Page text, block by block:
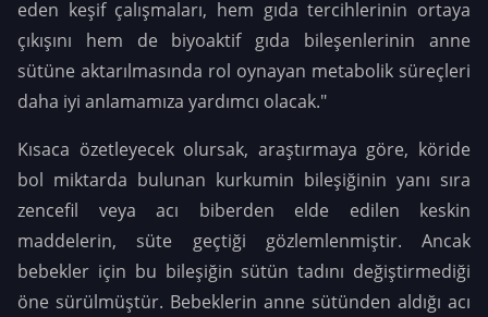
eden keşif çalışmaları, hem gıda tercihlerinin ortaya
çıkışını hem de biyoaktif gıda bileşenlerinin anne
sütüne aktarılmasında rol oynayan metabolik süreçleri
daha iyi anlamamıza yardımcı olacak."
Kısaca özetleyecek olursak, araştırmaya göre, köride
bol miktarda bulunan kurkumin bileşiğinin yanı sıra
zencefil veya acı biberden elde edilen keskin
maddelerin, süte geçtiği gözlemlenmiştir. Ancak
bebekler için bu bileşiğin sütün tadını değiştirmediği
öne sürülmüştür. Bebeklerin anne sütünden aldığı acı